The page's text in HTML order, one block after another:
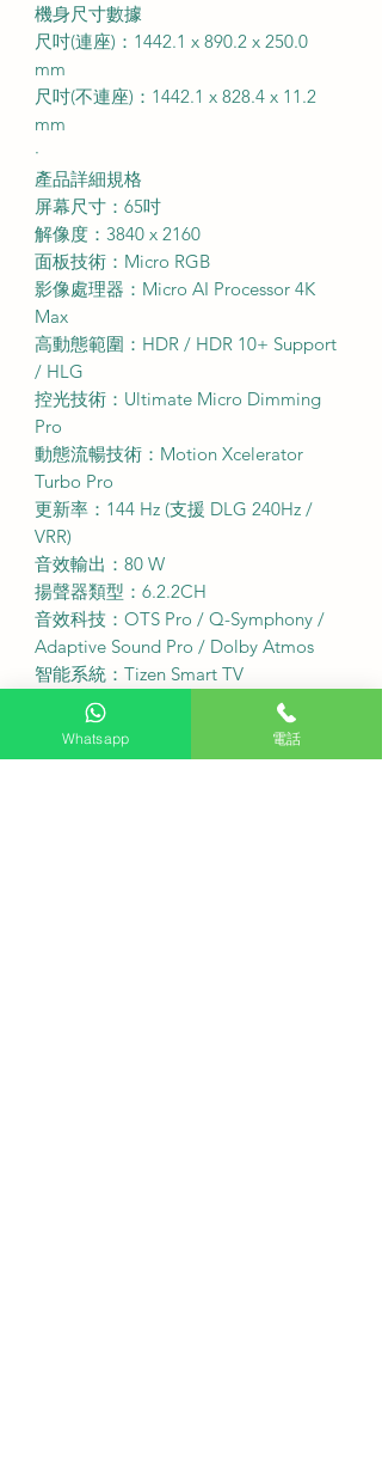
機身尺寸數據
尺吋(連座)：1442.1 x 890.2 x 250.0
mm
尺吋(不連座)：1442.1 x 828.4 x 11.2
mm
·
產品詳細規格
屏幕尺寸：65吋
解像度：3840 x 2160
面板技術：Micro RGB
影像處理器：Micro AI Processor 4K
Max
高動態範圍：HDR / HDR 10+ Support
/ HLG
控光技術：Ultimate Micro Dimming
Pro
動態流暢技術：Motion Xcelerator
Turbo Pro
更新率：144 Hz (支援 DLG 240Hz /
VRR)
音效輸出：80 W
揚聲器類型：6.2.2CH
音效科技：OTS Pro / Q-Symphony /
Adaptive Sound Pro / Dolby Atmos
智能系統：Tizen Smart TV
無線網絡：Wi-Fi 6E
藍牙版本：Bluetooth 5.3
HDMI 接口：4個 (支援 HDMI 2.1)
Whatsapp 電話